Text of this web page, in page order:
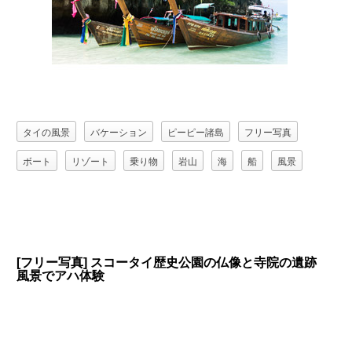
タイの風景 バケーション ピーピー諸島 フリー写真
ボート リゾート 乗り物 岩山 海 船 風景
[フリー写真] スコータイ歴史公園の仏像と寺院の遺跡
風景でアハ体験